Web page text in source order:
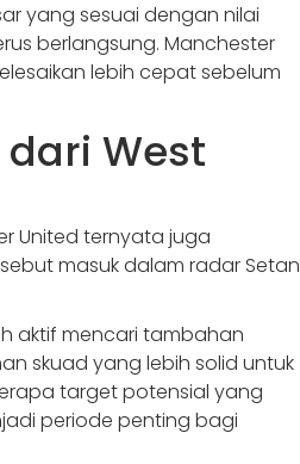
yang sesuai dengan nilai
berlangsung. Manchester
lebih cepat sebelum
West
United ternyata juga
masuk dalam radar Setan
aktif mencari tambahan
skuad yang lebih solid untuk
target potensial yang
periode penting bagi